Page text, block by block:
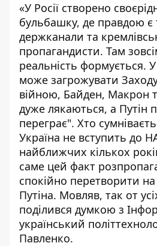
«У Росії створено
бульбашку, де правдою
держканали та
пропагандисти. Там
реальність формується.
може загрожувати
війною, Байден, Макрон
дуже лякаються, а Путін
переграє". Хто
Україна не вступить до
найближчих кількох
саме цей факт
спокійно перетворити
Путіна. Мовляв, так от
поділився думкою з
український
Павленко.